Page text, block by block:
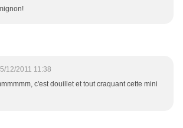
12/2011 11:38
c'est douillet et tout craquant cette mini